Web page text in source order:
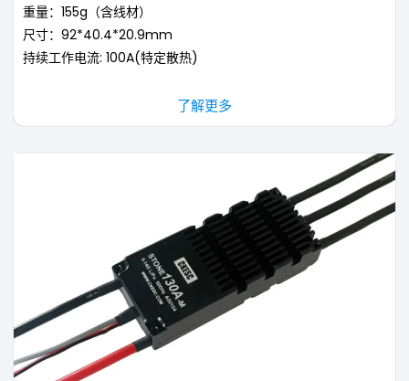
重量：155g（含线材）
尺寸：92*40.4*20.9mm
持续工作电流: 100A(特定散热)
了解更多